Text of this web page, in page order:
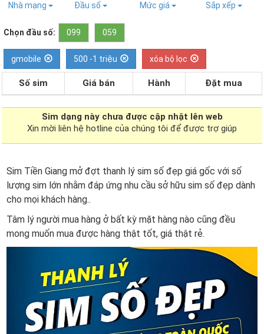
Nhà mạng Đầu số Mức giá Sắp xếp
Chọn đầu số: 099 059
gmobile 500 -1 triệu xóa bộ lọc
Số sim Giá bán Hành Đặt mua
Sim dạng này chưa được cập nhật lên web
Xin mời liên hệ hotline của chúng tôi để được trợ giúp
Sim Tiền Giang mở đợt thanh lý sim số đẹp giá gốc với số
lượng sim lớn nhằm đáp ứng nhu cầu sở hữu sim số đẹp dành
cho mọi khách hàng..
Tâm lý người mua hàng ở bất kỳ mặt hàng nào cũng đều
mong muốn mua được hàng thật tốt, giá thật rẻ.